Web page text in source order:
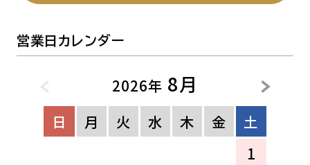
営業日カレンダー
2026年 8月
日 月 火 水 木 金
土
1